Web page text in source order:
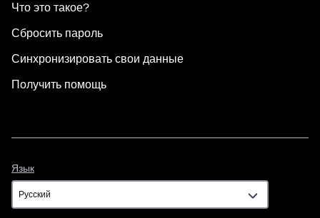
Что это такое?
Сбросить пароль
Синхронизировать свои данные
Получить помощь
Язык